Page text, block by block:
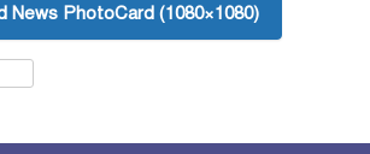
News PhotoCard (1080×1080)